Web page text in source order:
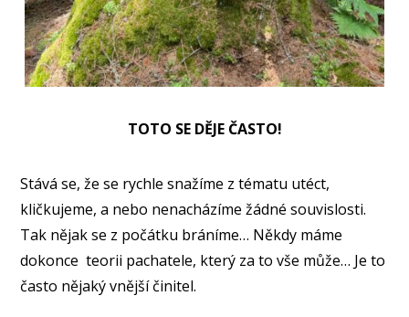
TOTO SE DĚJE ČASTO!
Stává se, že se rychle snažíme z tématu utéct,
kličkujeme, a nebo nenacházíme žádné souvislosti.
Tak nějak se z počátku bráníme… Někdy máme
dokonce teorii pachatele, který za to vše může… Je to
často nějaký vnější činitel.